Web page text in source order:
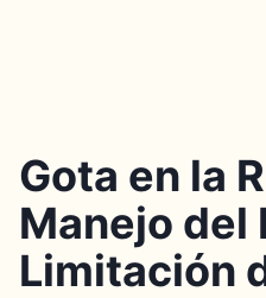
Gota en la
Manejo del
Limitación